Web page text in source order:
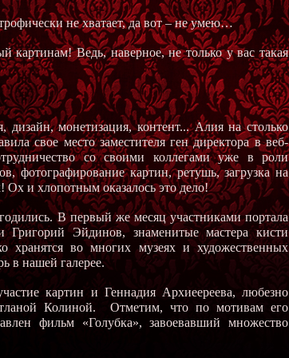
не хватает, да вот – не умею…
картинам! Ведь, наверное, не только у вас такая
монетизация, контент... Алия на столько
свое место заместителя ген директора в веб-
со своими коллегами уже в роли
фотографирование картин, ретушь, загрузка на
Ох и хлопотным оказалось это дело!
В первый же месяц участниками портала
Эйдинов, знаменитые мастера кисти
хранятся во многих музеях и художественных
в нашей галерее.
картин и Геннадия Архиеереева, любезно
Колиной. Отметим, что по мотивам его
фильм «Голубка», завоевавший множество